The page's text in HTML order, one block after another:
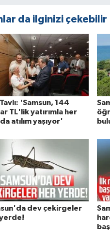
da ilginizi çekebilir
'Samsun, 144
TL'lik yatırımla her
atılım yaşıyor'
dev çekirgeler